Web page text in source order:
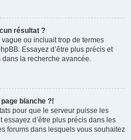
résultat ?
ou incluait trop de termes
Essayez d’être plus précis et
dans la recherche avancée.
blanche ?!
pour que le serveur puisse les
d’être plus précis dans les
forums dans lesquels vous souhaitez